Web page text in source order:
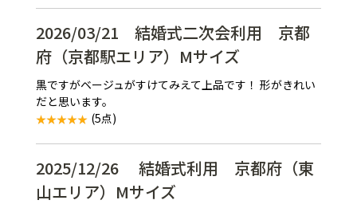
2026/03/21 結婚式二次会利用 京都
府（京都駅エリア）Mサイズ
黒ですがベージュがすけてみえて上品です！ 形がきれい
だと思います。
(5点)
2025/12/26 結婚式利用 京都府（東
山エリア）Mサイズ